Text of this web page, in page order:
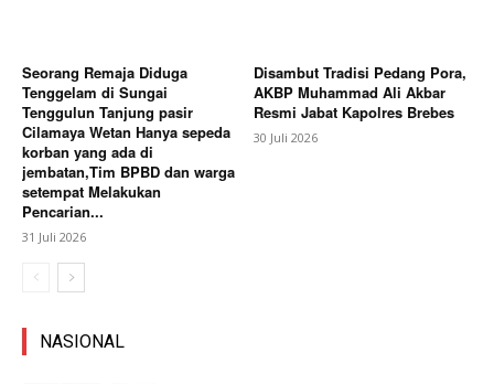
Seorang Remaja Diduga
Tenggelam di Sungai
Tenggulun Tanjung pasir
Cilamaya Wetan Hanya sepeda
korban yang ada di
jembatan,Tim BPBD dan warga
setempat Melakukan
Pencarian...
31 Juli 2026
Disambut Tradisi Pedang Pora,
AKBP Muhammad Ali Akbar
Resmi Jabat Kapolres Brebes
30 Juli 2026
NASIONAL